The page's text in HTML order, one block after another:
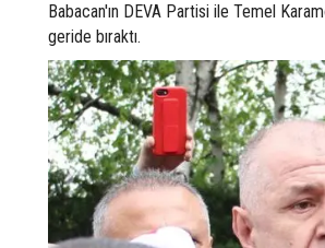
Babacan'ın DEVA Partisi ile Temel
geride bıraktı.